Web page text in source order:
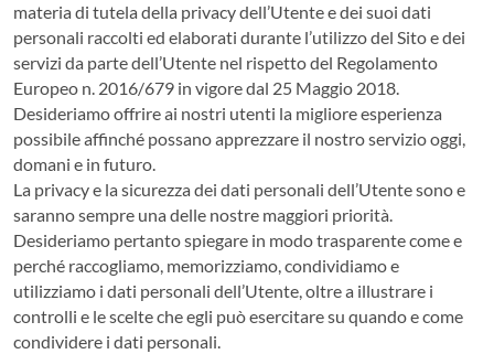
materia di tutela della privacy dell’Utente e dei suoi dati
personali raccolti ed elaborati durante l’utilizzo del Sito e dei
servizi da parte dell’Utente nel rispetto del Regolamento
Europeo n. 2016/679 in vigore dal 25 Maggio 2018.
Desideriamo offrire ai nostri utenti la migliore esperienza
possibile affinché possano apprezzare il nostro servizio oggi,
domani e in futuro.
La privacy e la sicurezza dei dati personali dell’Utente sono e
saranno sempre una delle nostre maggiori priorità.
Desideriamo pertanto spiegare in modo trasparente come e
perché raccogliamo, memorizziamo, condividiamo e
utilizziamo i dati personali dell’Utente, oltre a illustrare i
controlli e le scelte che egli può esercitare su quando e come
condividere i dati personali.